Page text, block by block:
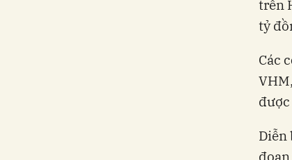
trên
tỷ
Các
Diễn